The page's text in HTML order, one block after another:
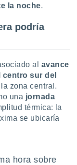
la noche.
podría
al avance
sur del
zona central.
una jornada
térmica: la
se ubicaría
hora sobre